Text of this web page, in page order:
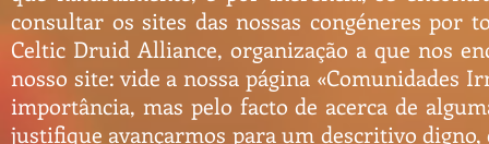
consultar os sites das nossas congéneres por
Celtic Druid Alliance, organização a que nos
nosso site: vide a nossa página «Comunidades
importância, mas pelo facto de acerca de
justifique avançarmos para um descritivo